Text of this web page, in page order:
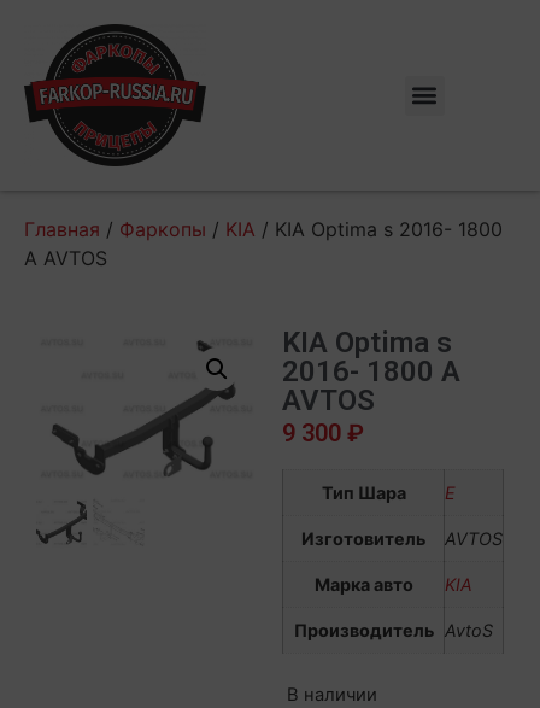
Главная / Фаркопы / KIA / KIA Optima s 2016- 1800
A AVTOS
KIA Optima s
2016- 1800 A
AVTOS
9 300 ₽
Тип Шара E
Изготовитель AVTOS
Марка авто KIA
Производитель AvtoS
В наличии